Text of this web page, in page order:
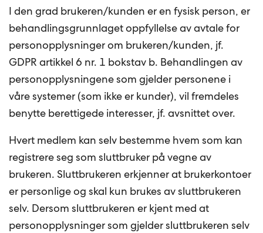
I den grad brukeren/kunden er en fysisk person, er
behandlingsgrunnlaget oppfyllelse av avtale for
personopplysninger om brukeren/kunden, jf.
GDPR artikkel 6 nr. 1 bokstav b. Behandlingen av
personopplysningene som gjelder personene i
våre systemer (som ikke er kunder), vil fremdeles
benytte berettigede interesser, jf. avsnittet over.
Hvert medlem kan selv bestemme hvem som kan
registrere seg som sluttbruker på vegne av
brukeren. Sluttbrukeren erkjenner at brukerkontoer
er personlige og skal kun brukes av sluttbrukeren
selv. Dersom sluttbrukeren er kjent med at
personopplysninger som gjelder sluttbrukeren selv